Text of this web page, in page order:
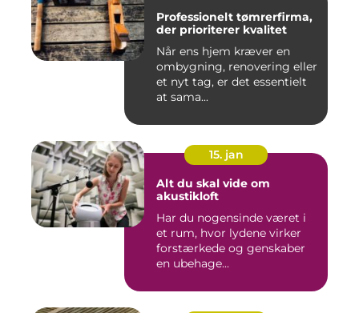
Professionelt tømrerfirma,
der prioriterer kvalitet
Når ens hjem kræver en
ombygning, renovering eller
et nyt tag, er det essentielt
at sama...
15. jan
Alt du skal vide om
akustikloft
Har du nogensinde været i
et rum, hvor lydene virker
forstærkede og genskaber
en ubehage...